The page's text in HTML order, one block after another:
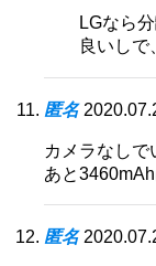
LGなら
良いし
匿名
カメラなし
あと
匿名